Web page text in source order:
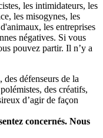
les intimidateurs, les
les misogynes, les
les entreprises
négatives. Si vous
pouvez partir. Il n’y a
des défenseurs de la
des créatifs,
d’agir de façon
concernés. Nous